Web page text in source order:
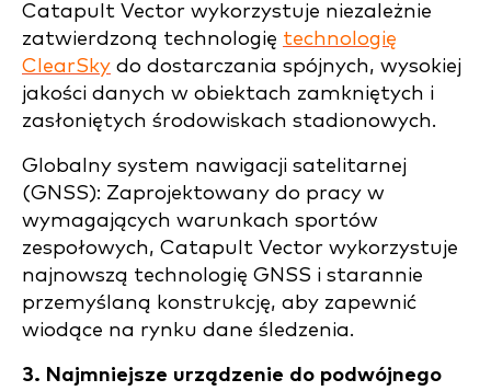
Catapult Vector wykorzystuje niezależnie
zatwierdzoną technologię technologię
ClearSky do dostarczania spójnych, wysokiej
jakości danych w obiektach zamkniętych i
zasłoniętych środowiskach stadionowych.
Globalny system nawigacji satelitarnej
(GNSS): Zaprojektowany do pracy w
wymagających warunkach sportów
zespołowych, Catapult Vector wykorzystuje
najnowszą technologię GNSS i starannie
przemyślaną konstrukcję, aby zapewnić
wiodące na rynku dane śledzenia.
3. Najmniejsze urządzenie do podwójnego